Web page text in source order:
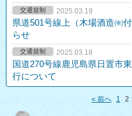
交通規制 2025.03.19
県道501号線上（木場酒造㈲
らせ
交通規制 2025.03.18
国道270号線鹿児島県日置市
行について
« 前へ 1 2